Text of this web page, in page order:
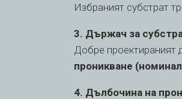
Избраният субстрат
3. Държач за
Добре проектираният
проникване
4. Дълбочина на